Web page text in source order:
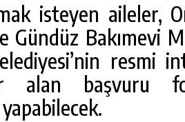
isteyen aileler,
Gündüz Bakımevi
resmi
alan başvuru